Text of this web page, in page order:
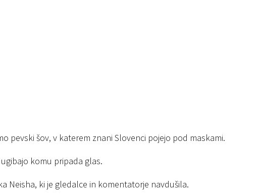
pevski šov, v katerem znani Slovenci pojejo pod maskami.
komu pripada glas.
Neisha, ki je gledalce in komentatorje navdušila.